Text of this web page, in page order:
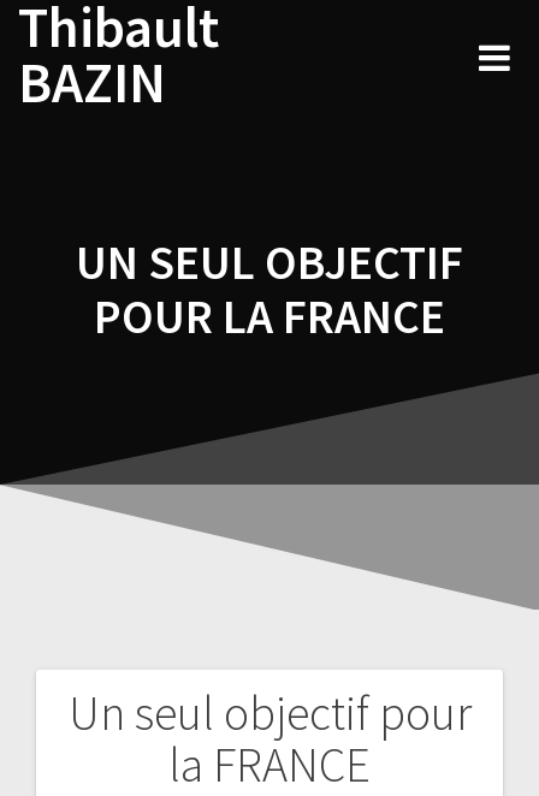
Skip
content
Thibault
BAZIN
UN SEUL OBJECTIF
POUR LA FRANCE
Un seul objectif pour
la FRANCE
Navigation
de